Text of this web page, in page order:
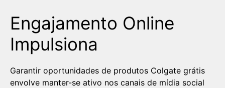
Engajamento Online
Impulsiona
Garantir oportunidades de produtos Colgate grátis
envolve manter-se ativo nos canais de mídia social